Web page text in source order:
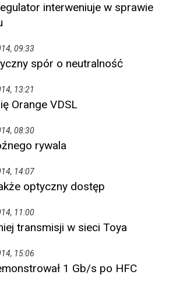
interweniuje w sprawie
09:33
spór o neutralność
13:21
Orange VDSL
08:30
rywala
14:07
optyczny dostęp
11:00
transmisji w sieci Toya
15:06
1 Gb/s po HFC